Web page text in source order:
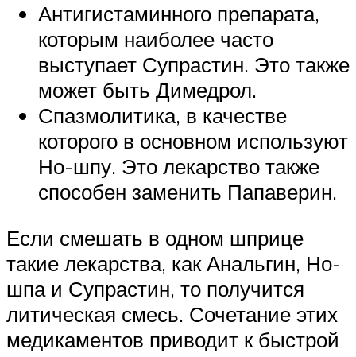
Антигистаминного препарата,
которым наиболее часто
выступает Супрастин. Это также
может быть Димедрол.
Спазмолитика, в качестве
которого в основном используют
Но-шпу. Это лекарство также
способен заменить Папаверин.
Если смешать в одном шприце
такие лекарства, как Анальгин, Но-
шпа и Супрастин, то получится
литическая смесь. Сочетание этих
медикаментов приводит к быстрой